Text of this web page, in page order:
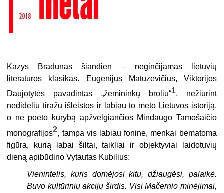
Kazys Bradūnas šiandien – neginčijamas lietuvių
literatūros klasikas. Eugenijus Matuzevičius, Viktorijos
Daujotytės pavadintas „žemininkų broliu“1, nežiūrint
nedideliu tiražu išleistos ir labiau to meto Lietuvos istoriją,
o ne poeto kūrybą apžvelgiančios Mindaugo Tamošaičio
monografijos2, tampa vis labiau fonine, menkai bematoma
figūra, kurią labai šiltai, taikliai ir objektyviai laidotuvių
dieną apibūdino Vytautas Kubilius:
Vienintelis, kuris domėjosi kitu, džiaugėsi, palaikė.
Buvo kultūrinių akcijų širdis. Visi Mačernio minėjimai,